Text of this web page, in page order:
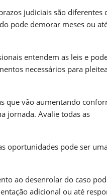
judiciais são diferentes
pode demorar meses ou
entendem as leis e
necessários para
que vão aumentando
jornada. Avalie todas as
oportunidades pode ser
ao desenrolar do caso
adicional ou até